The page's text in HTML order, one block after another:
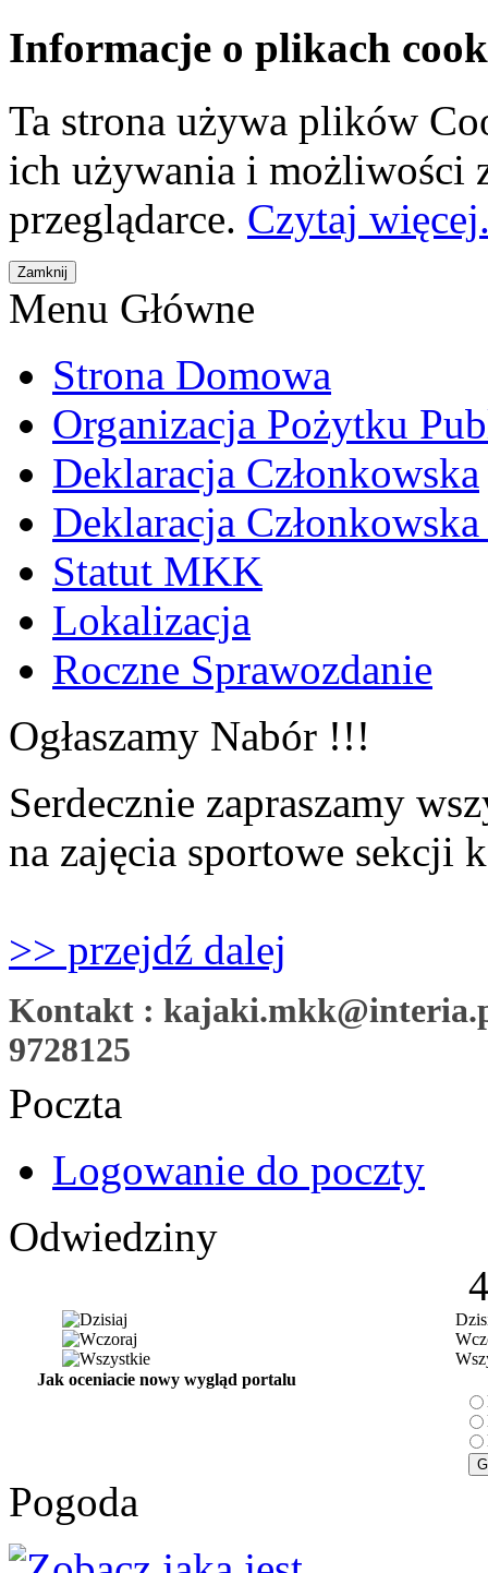
Informacje o plikach
Ta strona używa plików
ich używania i możliwości
przeglądarce. Czytaj
Menu Główne
Strona Domowa
Organizacja Pożytku
Deklaracja Członkowska
Deklaracja
Statut MKK
Lokalizacja
Roczne Sprawozdanie
Ogłaszamy Nabór !!!
Serdecznie zapraszamy
na zajęcia sportowe sekcji
>> przejdź dalej
Kontakt :
9728125
Poczta
Logowanie do poczty
Odwiedziny
Jak oceniacie nowy wygląd portalu
Pogoda